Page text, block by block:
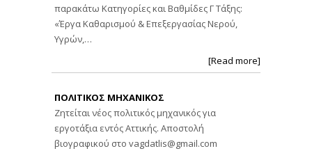
παρακάτω Κατηγορίες και Βαθμίδες Γ Τάξης:
«Έργα Καθαρισμού & Επεξεργασίας Νερού,
Υγρών,…
[Read more]
ΠΟΛΙΤΙΚΟΣ ΜΗΧΑΝΙΚΟΣ
Ζητείται νέος πολιτικός μηχανικός για
εργοτάξια εντός Αττικής. Αποστολή
βιογραφικού στο vagdatlis@gmail.com